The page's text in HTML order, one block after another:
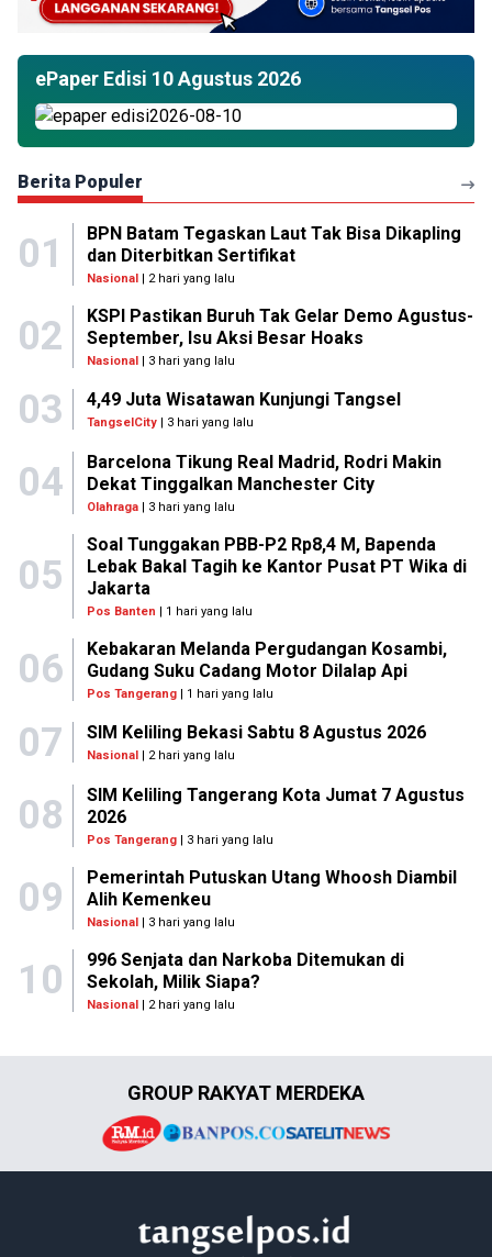
ePaper Edisi 10 Agustus 2026
Berita Populer
01
BPN Batam Tegaskan Laut Tak Bisa Dikapling
dan Diterbitkan Sertifikat
Nasional| 2 hari yang lalu
02
KSPI Pastikan Buruh Tak Gelar Demo Agustus-
September, Isu Aksi Besar Hoaks
Nasional| 3 hari yang lalu
03 4,49 Juta Wisatawan Kunjungi Tangsel
TangselCity | 3 hari yang lalu
04
Barcelona Tikung Real Madrid, Rodri Makin
Dekat Tinggalkan Manchester City
Olahraga| 3 hari yang lalu
05
Soal Tunggakan PBB-P2 Rp8,4 M, Bapenda
Lebak Bakal Tagih ke Kantor Pusat PT Wika di
Jakarta
Pos Banten | 1 hari yang lalu
06
Kebakaran Melanda Pergudangan Kosambi,
Gudang Suku Cadang Motor Dilalap Api
Pos Tangerang| 1 hari yang lalu
07 SIM Keliling Bekasi Sabtu 8 Agustus 2026
Nasional | 2 hari yang lalu
08
SIM Keliling Tangerang Kota Jumat 7 Agustus
2026
Pos Tangerang| 3 hari yang lalu
09
Pemerintah Putuskan Utang Whoosh Diambil
Alih Kemenkeu
Nasional| 3 hari yang lalu
10
996 Senjata dan Narkoba Ditemukan di
Sekolah, Milik Siapa?
Nasional| 2 hari yang lalu
GROUP RAKYAT MERDEKA